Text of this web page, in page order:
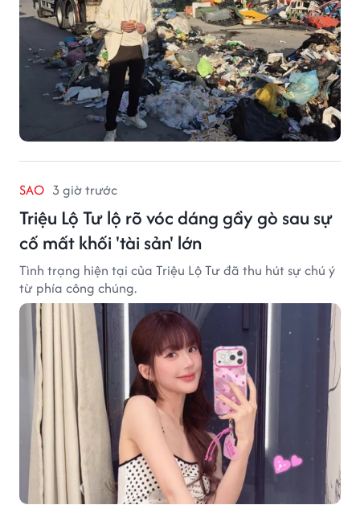
SAO 3 giờ trước
Triệu Lộ Tư lộ rõ vóc dáng gầy gò sau sự
cố mất khối 'tài sản' lớn
Tình trạng hiện tại của Triệu Lộ Tư đã thu hút sự chú ý
từ phía công chúng.